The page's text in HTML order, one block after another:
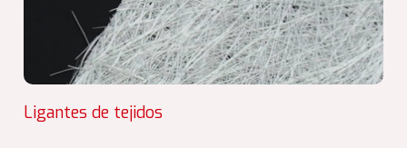
Ligantes de tejidos